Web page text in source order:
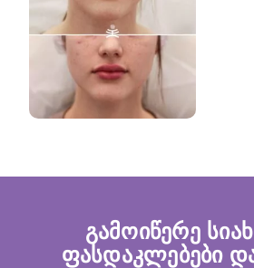
გამოიწერე
ფასდაკლებები